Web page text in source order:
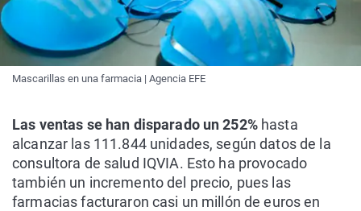
Mascarillas en una farmacia | Agencia EFE
Las ventas se han disparado un 252%hasta
alcanzar las 111.844 unidades, según datos de la
consultora de salud IQVIA. Esto ha provocado
también un incremento del precio, pues las
farmacias facturaron casi un millón de euros en